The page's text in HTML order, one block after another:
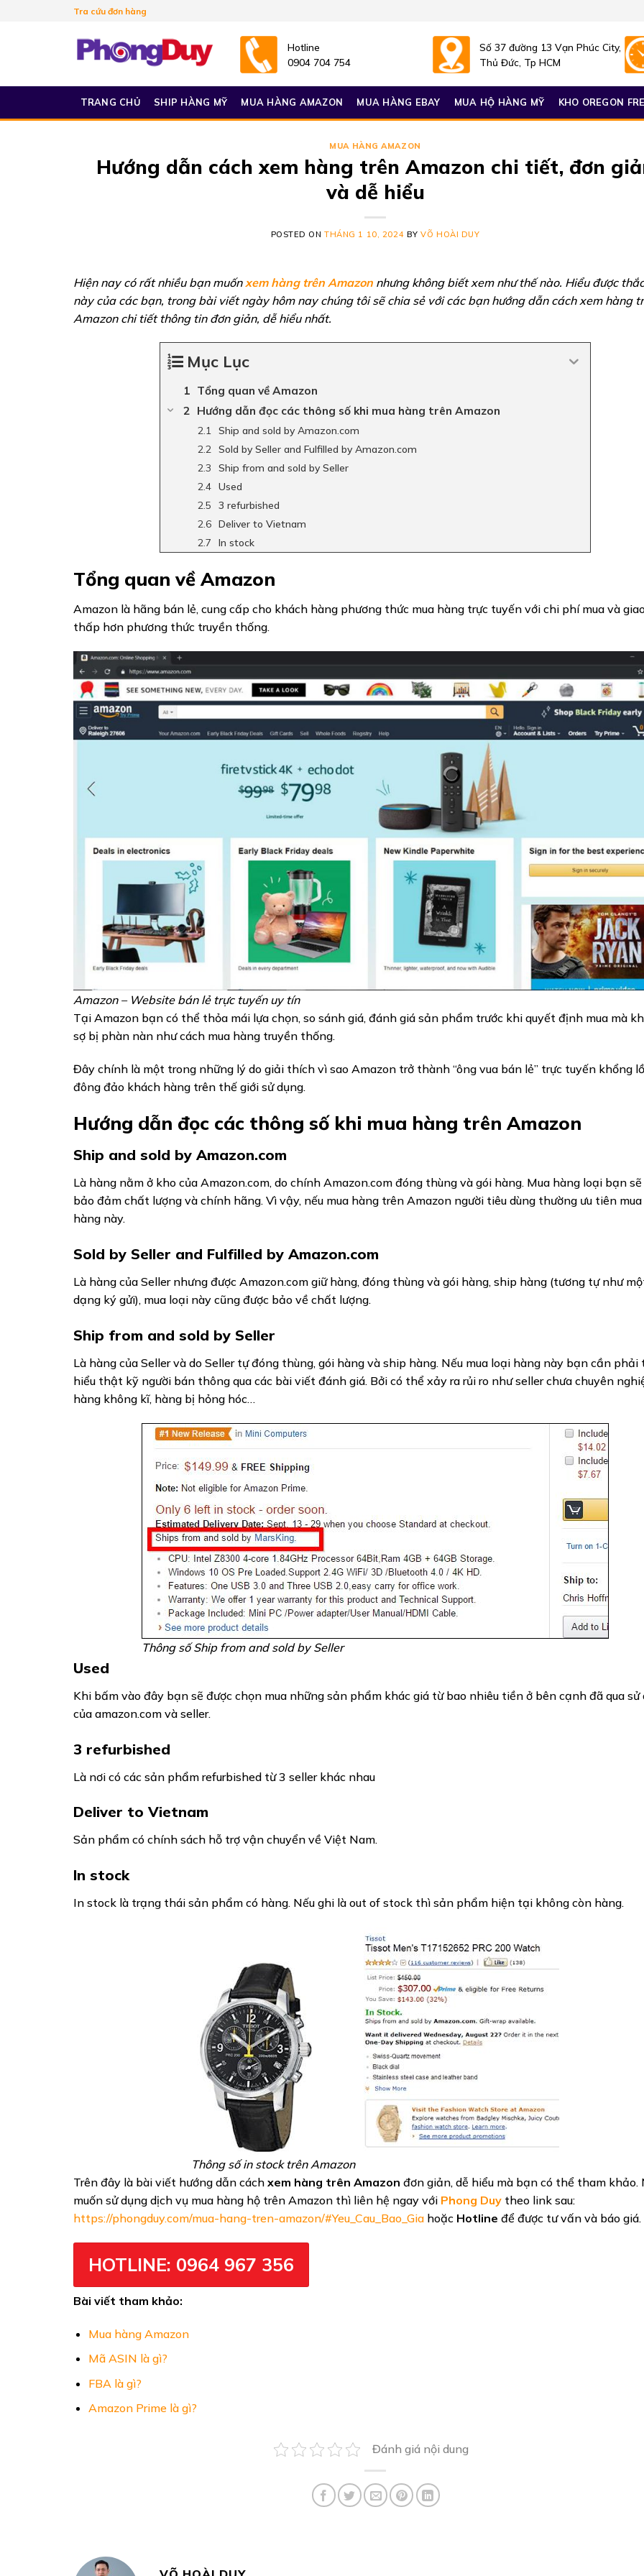
Tra cứu đơn hàng
Hotline
0904 704 754
Số 37 đường 13 Vạn Phúc City,
Thủ Đức, Tp HCM
TRANG CHỦ SHIP HÀNG MỸ MUA HÀNG AMAZON MUA HÀNG EBAY MUA HỘ HÀNG MỸ KHO OREGON
MUA HÀNG AMAZON
Hướng dẫn cách xem hàng trên Amazon chi tiết, đơn
và dễ hiểu
POSTED ONTHÁNG 1 10, 2024 BYVÕ HOÀI DUY
Hiện nay có rất nhiều bạn muốn xem hàng trên Amazon nhưng không biết xem như thế nào. Hiểu được
này của các bạn, trong bài viết ngày hôm nay chúng tôi sẽ chia sẻ với các bạn hướng dẫn cách xem hàng
Amazon chi tiết thông tin đơn giản, dễ hiểu nhất.
Mục Lục
Tổng quan về Amazon
Hướng dẫn đọc các thông số khi mua hàng trên Amazon
Ship and sold by Amazon.com
Sold by Seller and Fulfilled by Amazon.com
Ship from and sold by Seller
Used
3 refurbished
Deliver to Vietnam
In stock
Tổng quan về Amazon
Amazon là hãng bán lẻ, cung cấp cho khách hàng phương thức mua hàng trực tuyến với chi phí mua và
thấp hơn phương thức truyền thống.
Amazon – Website bán lẻ trực tuyến uy tín
Tại Amazon bạn có thể thỏa mái lựa chọn, so sánh giá, đánh giá sản phẩm trước khi quyết định mua mà
sợ bị phàn nàn như cách mua hàng truyền thống.
Đây chính là một trong những lý do giải thích vì sao Amazon trở thành “ông vua bán lẻ” trực tuyến khổng
đông đảo khách hàng trên thế giới sử dụng.
Hướng dẫn đọc các thông số khi mua hàng trên Amazon
Ship and sold by Amazon.com
Là hàng nằm ở kho của Amazon.com, do chính Amazon.com đóng thùng và gói hàng. Mua hàng loại bạn
bảo đảm chất lượng và chính hãng. Vì vậy, nếu mua hàng trên Amazon người tiêu dùng thường ưu tiên
hàng này.
Sold by Seller and Fulfilled by Amazon.com
Là hàng của Seller nhưng được Amazon.com giữ hàng, đóng thùng và gói hàng, ship hàng (tương tự như
dạng ký gửi), mua loại này cũng được bảo về chất lượng.
Ship from and sold by Seller
Là hàng của Seller và do Seller tự đóng thùng, gói hàng và ship hàng. Nếu mua loại hàng này bạn cần phải
hiểu thật kỹ người bán thông qua các bài viết đánh giá. Bởi có thể xảy ra rủi ro như seller chưa chuyên
hàng không kĩ, hàng bị hỏng hóc…
Thông số Ship from and sold by Seller
Used
Khi bấm vào đây bạn sẽ được chọn mua những sản phẩm khác giá từ bao nhiêu tiền ở bên cạnh đã qua sử
của amazon.com và seller.
3 refurbished
Là nơi có các sản phẩm refurbished từ 3 seller khác nhau
Deliver to Vietnam
Sản phẩm có chính sách hỗ trợ vận chuyển về Việt Nam.
In stock
In stock là trạng thái sản phẩm có hàng. Nếu ghi là out of stock thì sản phẩm hiện tại không còn hàng.
Thông số in stock trên Amazon
Trên đây là bài viết hướng dẫn cách xem hàng trên Amazon đơn giản, dễ hiểu mà bạn có thể tham khảo.
muốn sử dụng dịch vụ mua hàng hộ trên Amazon thì liên hệ ngay với Phong Duy theo link sau:
https://phongduy.com/mua-hang-tren-amazon/#Yeu_Cau_Bao_Gia hoặc Hotline để được tư vấn và báo giá.
HOTLINE: 0964 967 356
Bài viết tham khảo:
Mua hàng Amazon
Mã ASIN là gì?
FBA là gì?
Amazon Prime là gì?
Đánh giá nội dung